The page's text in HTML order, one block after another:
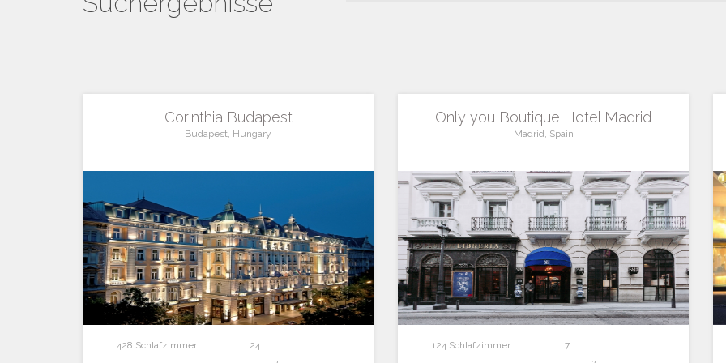
Corinthia Budapest
Budapest, Hungary
428 Schlafzimmer 24
Only you Boutique Hotel Madrid
Madrid, Spain
124 Schlafzimmer 7